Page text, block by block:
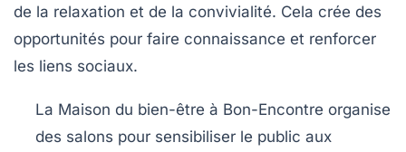
de la relaxation et de la convivialité. Cela crée des
opportunités pour faire connaissance et renforcer
les liens sociaux.
La Maison du bien-être à Bon-Encontre organise
des salons pour sensibiliser le public aux